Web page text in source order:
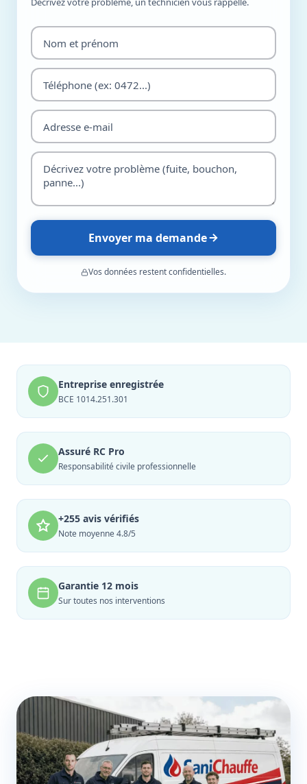
Envoyer ma demande
Vos données restent confidentielles.
Entreprise enregistrée
BCE 1014.251.301
Assuré RC Pro
Responsabilité civile professionnelle
+255 avis vérifiés
Note moyenne 4.8/5
Garantie 12 mois
Sur toutes nos interventions